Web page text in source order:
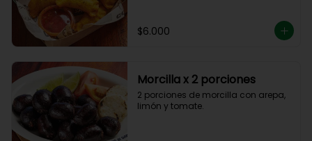
$6.000
Morcilla x 2 porciones
2 porciones de morcilla con arepa,
limón y tomate.